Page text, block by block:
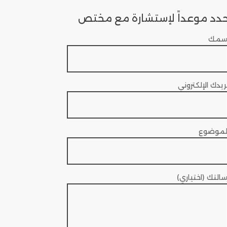
موعداً لإستشارة مع مختص
الإلكتروني
(اختياري)